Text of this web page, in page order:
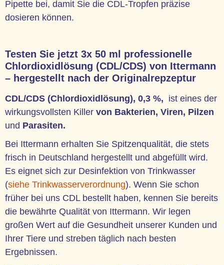
Pipette bei, damit Sie die CDL-Tropfen präzise
dosieren können.
Testen Sie jetzt 3x 50 ml professionelle
Chlordioxidlösung (CDL/CDS) von Ittermann
– hergestellt nach der Originalrepzeptur
CDL/CDS (Chlordioxidlösung), 0,3 %, ist eines der
wirkungsvollsten Killer von Bakterien, Viren, Pilzen
und Parasiten.
Bei Ittermann erhalten Sie Spitzenqualität, die stets
frisch in Deutschland hergestellt und abgefüllt wird.
Es eignet sich zur Desinfektion von Trinkwasser
(siehe Trinkwasserverordnung). Wenn Sie schon
früher bei uns CDL bestellt haben, kennen Sie bereits
die bewährte Qualität von Ittermann. Wir legen
großen Wert auf die Gesundheit unserer Kunden und
Ihrer Tiere und streben täglich nach besten
Ergebnissen.